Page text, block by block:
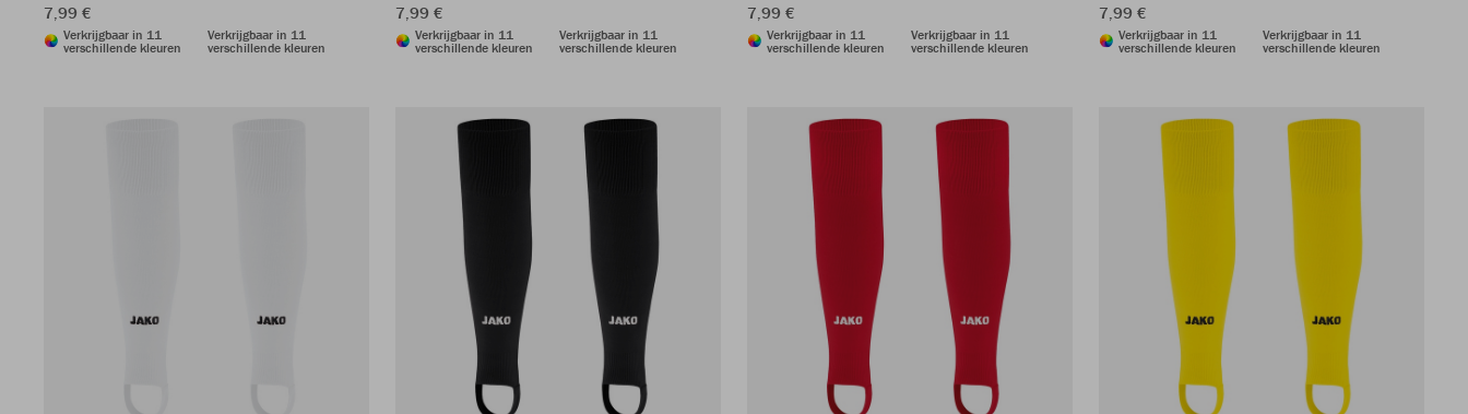
7,99 €
Verkrijgbaar in 11
verschillende kleuren
Verkrijgbaar in 11
verschillende kleuren
7,99 €
Verkrijgbaar in 11
verschillende kleuren
Verkrijgbaar in 11
verschillende kleuren
7,99 €
Verkrijgbaar in 11
verschillende kleuren
Verkrijgbaar in 11
verschillende kleuren
7,99 €
Verkrijgbaar in 11
verschillende kleuren
Verkrijgbaar in 11
verschillende kleuren